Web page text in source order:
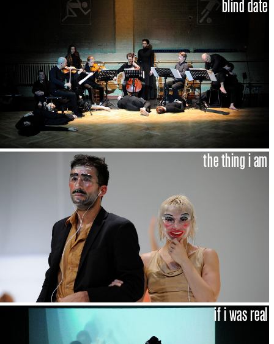
blind date
the thing i am
if i was real